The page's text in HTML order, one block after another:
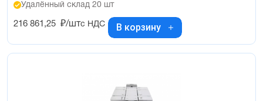
Удалённый склад 20 шт
216 861,25 ₽/штс НДС В корзину